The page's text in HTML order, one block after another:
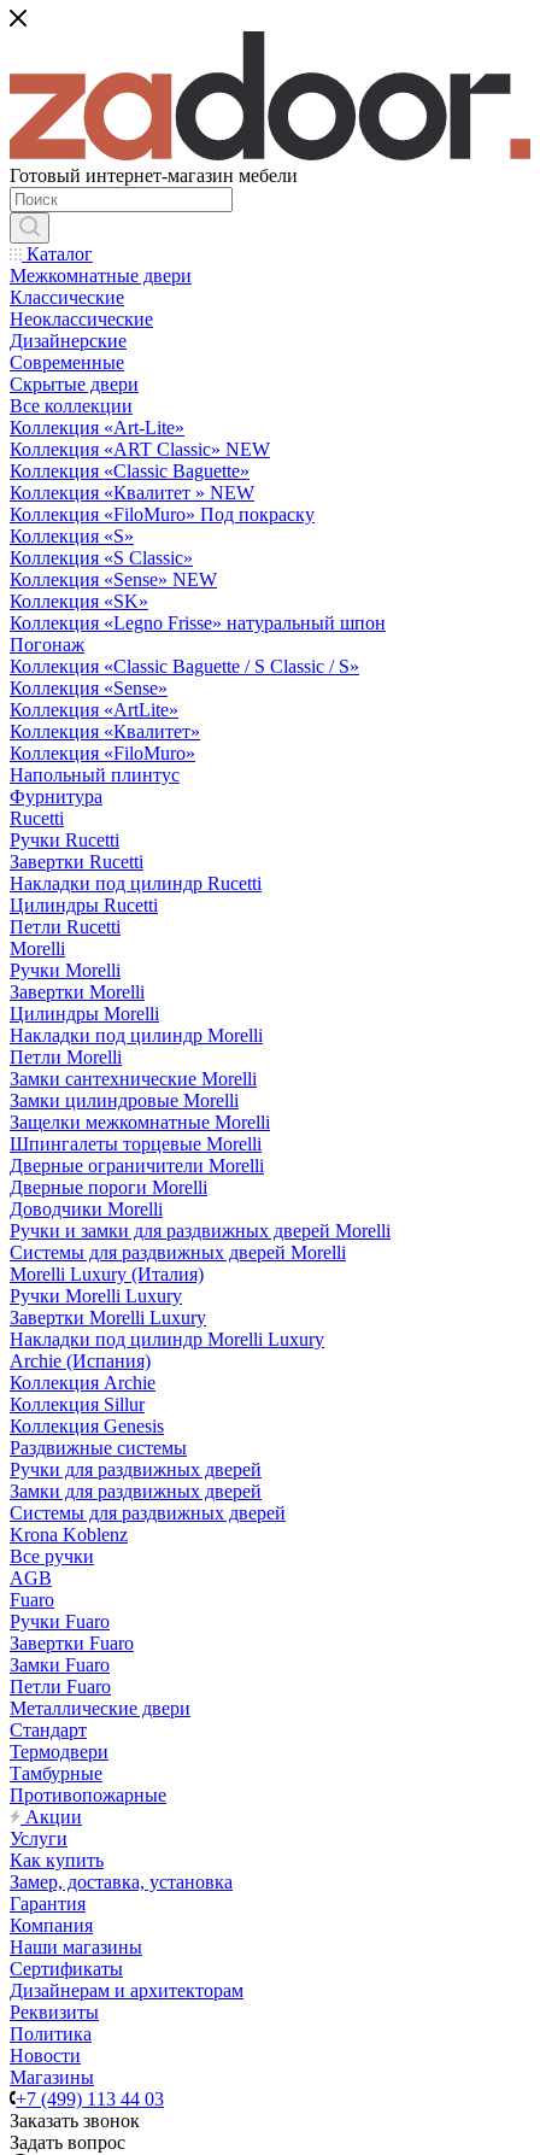
Готовый интернет-магазин мебели
Каталог
Межкомнатные двери
Классические
Неоклассические
Дизайнерские
Современные
Скрытые двери
Все коллекции
Коллекция «Art-Lite»
Коллекция «ART Classic» NEW
Коллекция «Classic Baguette»
Коллекция «Квалитет » NEW
Коллекция «FiloMuro» Под покраску
Коллекция «S»
Коллекция «S Classic»
Коллекция «Sense» NEW
Коллекция «SK»
Коллекция «Legno Frisse» натуральный шпон
Погонаж
Коллекция «Classic Baguette / S Classic / S»
Коллекция «Sense»
Коллекция «ArtLite»
Коллекция «Квалитет»
Коллекция «FiloMuro»
Напольный плинтус
Фурнитура
Rucetti
Ручки Rucetti
Завертки Rucetti
Накладки под цилиндр Rucetti
Цилиндры Rucetti
Петли Rucetti
Morelli
Ручки Morelli
Завертки Morelli
Цилиндры Morelli
Накладки под цилиндр Morelli
Петли Morelli
Замки сантехнические Morelli
Замки цилиндровые Morelli
Защелки межкомнатные Morelli
Шпингалеты торцевые Morelli
Дверные ограничители Morelli
Дверные пороги Morelli
Доводчики Morelli
Ручки и замки для раздвижных дверей Morelli
Системы для раздвижных дверей Morelli
Morelli Luxury (Италия)
Ручки Morelli Luxury
Завертки Morelli Luxury
Накладки под цилиндр Morelli Luxury
Archie (Испания)
Коллекция Archie
Коллекция Sillur
Коллекция Genesis
Раздвижные системы
Ручки для раздвижных дверей
Замки для раздвижных дверей
Системы для раздвижных дверей
Krona Koblenz
Все ручки
AGB
Fuaro
Ручки Fuaro
Завертки Fuaro
Замки Fuaro
Петли Fuaro
Металлические двери
Стандарт
Термодвери
Тамбурные
Противопожарные
Акции
Услуги
Как купить
Замер, доставка, установка
Гарантия
Компания
Наши магазины
Сертификаты
Дизайнерам и архитекторам
Реквизиты
Политика
Новости
Магазины
+7 (499) 113 44 03
Заказать звонок
Задать вопрос